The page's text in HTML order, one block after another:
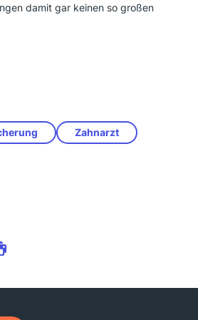
damit gar keinen so großen
Zahnarzt